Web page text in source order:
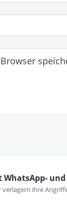
WhatsApp-
ihre